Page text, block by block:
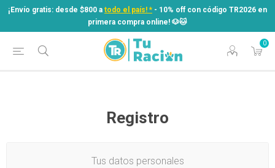
¡Envío gratis: desde $800 a todo el país! * - 10% off con código TR2026 en
primera compra online! ​🐶​🐱
0
¡Envío gratis: desde $800 atodo el país! *
- 10% off con código TR2026 en
primera compra online! ​🐶​🐱
Registro
Tus datos personales